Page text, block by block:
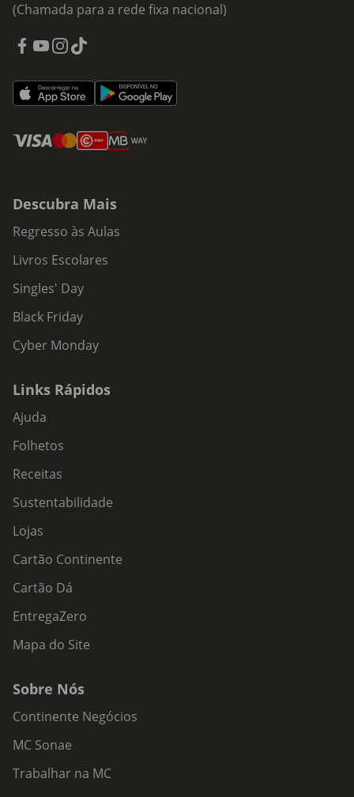
(Chamada para a rede fixa nacional)
Descubra Mais
Regresso às Aulas
Livros Escolares
Singles' Day
Black Friday
Cyber Monday
Links Rápidos
Ajuda
Folhetos
Receitas
Sustentabilidade
Lojas
Cartão Continente
Cartão Dá
EntregaZero
Mapa do Site
Sobre Nós
Continente Negócios
MC Sonae
Trabalhar na MC